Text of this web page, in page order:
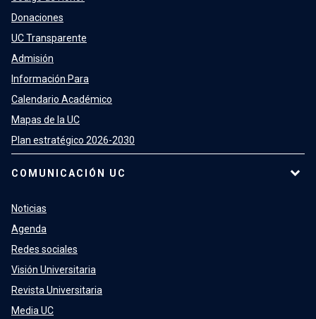
Donaciones
UC Transparente
Admisión
Información Para
Calendario Académico
Mapas de la UC
Plan estratégico 2026-2030
COMUNICACIÓN UC
Noticias
Agenda
Redes sociales
Visión Universitaria
Revista Universitaria
Media UC